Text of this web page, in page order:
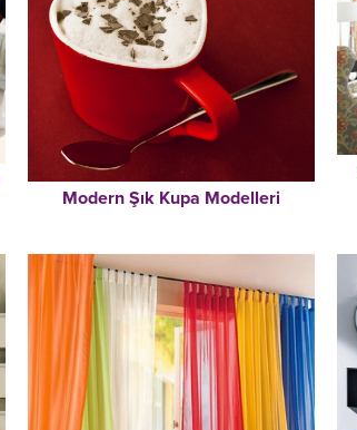
Modern Şık Kupa Modelleri